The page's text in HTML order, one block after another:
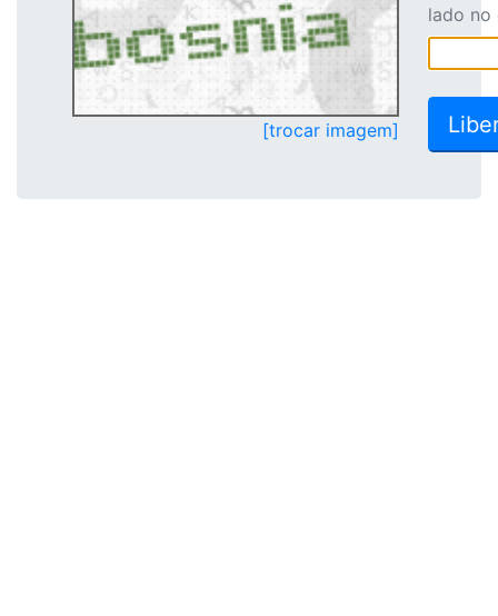
[trocar imagem]
lado no